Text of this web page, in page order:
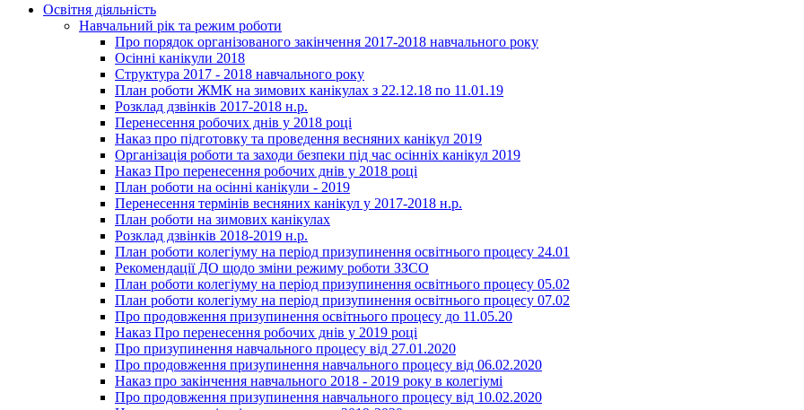
Освітня діяльність
Навчальний рік та режим роботи
Про порядок організованого закінчення 2017-2018 навчального року
Осінні канікули 2018
Структура 2017 - 2018 навчального року
План роботи ЖМК на зимових канікулах з 22.12.18 по 11.01.19
Розклад дзвінків 2017-2018 н.р.
Перенесення робочих днів у 2018 році
Наказ про підготовку та проведення весняних канікул 2019
Організація роботи та заходи безпеки під час осінніх канікул 2019
Наказ Про перенесення робочих днів у 2018 році
План роботи на осінні канікули - 2019
Перенесення термінів весняних канікул у 2017-2018 н.р.
План роботи на зимових канікулах
Розклад дзвінків 2018-2019 н.р.
План роботи колегіуму на період призупинення освітнього процесу 24.01
Рекомендації ДО щодо зміни режиму роботи ЗЗСО
План роботи колегіуму на період призупинення освітнього процесу 05.02
План роботи колегіуму на період призупинення освітнього процесу 07.02
Про продовження призупинення освітнього процесу до 11.05.20
Наказ Про перенесення робочих днів у 2019 році
Про призупинення навчального процесу від 27.01.2020
Про продовження призупинення навчального процесу від 06.02.2020
Наказ про закінчення навчального 2018 - 2019 року в колегіумі
Про продовження призупинення навчального процесу від 10.02.2020